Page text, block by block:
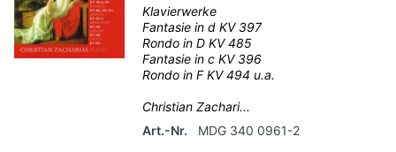
Klavierwerke
Fantasie in d KV 397
Rondo in D KV 485
Fantasie in c KV 396
Rondo in F KV 494 u.a.
Christian Zachari...
Art.-Nr.
MDG 340 0961-2